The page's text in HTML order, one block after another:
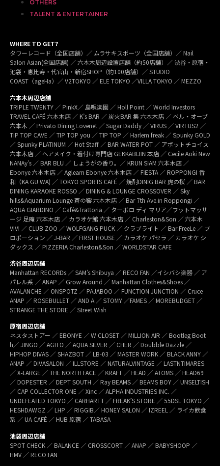
OTHERS
TALENT & ENTERTAINER
WHERE TO GET?
タワーレコード（全国店舗）／ ムラサキスポーツ（全国店舗）／ Nail
Salon Asian(全国店舗) ／ 六本木周辺設置店舗（約50店舗）／ 渋谷・原宿・
池袋・恵比寿・代官山・新宿SHOP（約100店舗）／ STUDIO
COAST（ageHa）／ V2TOKYO ／ ELE TOKYO ／VILLA TOKYO ／ MEZZO
六本木周辺店舗
TRIPLE TWENTY ／ PinkX／ 島唄楽園 ／ Holl Point ／ World Investors
TRAVEL CAFÉ 六本木店 ／ K’s BAR ／ 炭火BAR 集 六本木店 ／ ベル・オーブ
六本木 ／ Privato Dining Lovenet ／ Sugar Daddy ／ VIRUS ／ VIRTUS2 ／
TIP TOP CAVE ／ TIP TOP you ／ TIP TOP ／ Harlem freak ／ Spunky GOLD
／ Spunky PLATINUM ／ Hot Staff ／ BAR WATER POT ／ アボットチョイス
六本木店 ／ ヘアメイク・着付け専門店 GEKKABIJIN 本店 ／ Cecile Aoki New
NANAy’s ／ BAR BLU ／ しょうがの香り。／ KRUN SIAM 六本木店 ／
Ebonye 六本木店 ／ Agleam Ebonye 六本木店 ／ FIESTA ／ ROPPONGI 香
和（KA GU WA) ／ TOKYO SPORTS CAFÉ ／ 焼酎DINIG BAR 虎の桜 ／ BAR
DINING KARAOKE ROSSO ／ DINING & LOUNGE CROSSOVER ／ Sky
hills&Aquarium Lounge 蒼の響 六本木店 ／ Bar 7th Ave.in Roppongi ／
AQUA GIARDINO ／ Café&Trattoria ／ ターボロ ディ マリア／フットマッサ
ージ 足庵 六本木店 ／ カラオケ館 六本木店 ／ Charleston&Son ／ 六本木
VIVI ／ CLUB ZOO ／ WOLFGANG PUCK ／ クラブライト ／ Bar FreeLe ／ プ
ロポーション ／ J-BAR ／ FIRST HOUSE ／ カラオケ パセラ ／ カラオケ シ
ダックス ／ PIZZERIA Charleston&Son ／ WORLDSTAR CAFE
渋谷周辺店舗
Manhattan RECORDs ／ SAM’s Shibuya ／ RECO FAN ／イシバシ楽器 ／ ア
パレル系 ／ ANAP ／ Grow Around ／ Manhattan Clothes&Shoes ／
AVALANCHE ／ ONSPOTZ ／ PAJABOO ／ FUNCTION JUNCTION ／ Cruce
ANAP ／ ROSEBULLET ／ AND A ／ STOMY ／FAMES ／ MOREBUDGET ／
STRANGE THE STORE ／ Street Wish
原宿周辺店舗
ネスタストアー ／ EBONYE ／ W CLOSET ／ MILLION AIR ／ Bootleg Boot
h／ JINGO ／ AGITO ／ AQUA SILVER ／ CHER ／ Doubble Dazzle ／
HIPHOP DIVAS ／ SHAZBOT ／ LB-03 ／ MASTER WORK ／ BLACK ANNY ／
ANAP ／ DIVASALON ／ ILLSTORE ／ NATURALVINTAGE ／ LASTNTIMARES
／ X-LARGE ／ THE NORTH FACE ／ KRAFT ／ HEAD ／ ATOMS ／ HEAD69
／ DOPESTER ／ DEPT SOUTH ／ Ray BEAMS ／ BEAMS BOY ／ UNSELTISH
／ CAP COLLECTOR ONE ／ Xinc ／ ALPHA INDUSTRIES INC. ／
UNDEFEATED TOKYO ／ CARHARTT ／ FREAK’S STORE ／ 55DSL TOKYO ／
HESHDAWGZ ／ LHP ／ RIGGIB／ HONEY SALON ／ IZREEL ／ ライカ飲食
系 ／ UA CAFÉ ／ HUB 原宿 ／ TABASA
池袋周辺店舗
SPOT CHECK ／ BALANCE ／ CROSSCORT ／ ANAP ／ BABYSHOOP ／
HMV ／ RECO FAN